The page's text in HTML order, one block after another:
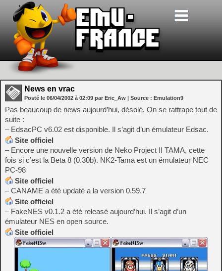
News en vrac
Posté le 06/04/2002 à 02:09 par Eric_Aw | Source : Emulation9
Pas beaucoup de news aujourd’hui, désolé. On se rattrape tout de
suite :
– EdsacPC v6.02 est disponible. Il s’agit d’un émulateur Edsac.
Site officiel
– Encore une nouvelle version de Neko Project II TAMA, cette
fois si c’est la Beta 8 (0.30b). NK2-Tama est un émulateur NEC
PC-98
Site officiel
– CANAME a été updaté a la version 0.59.7
Site officiel
– FakeNES v0.1.2 a été releasé aujourd’hui. Il s’agit d’un
émulateur NES en open source.
Site officiel